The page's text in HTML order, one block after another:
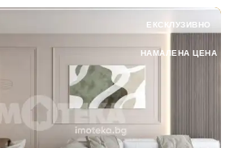
ЕКСКЛУЗИВНО
НАМАЛЕНА ЦЕНА